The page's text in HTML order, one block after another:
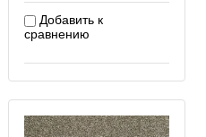
Добавить к
сравнению